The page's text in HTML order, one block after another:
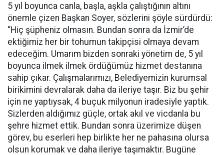
5 yıl boyunca canla, başla, aşkla çalıştığının altını
önemle çizen Başkan Soyer, sözlerini şöyle sürdürdü:
“Hiç şüpheniz olmasın. Bundan sonra da İzmir’de
ektiğimiz her bir tohumun takipçisi olmaya devam
edeceğim. Umarım bizden sonraki yönetim de, 5 yıl
boyunca ilmek ilmek ördüğümüz hizmet destanına
sahip çıkar. Çalışmalarımızı, Belediyemizin kurumsal
birikimini devralarak daha da ileriye taşır. Biz bu şehir
için ne yaptıysak, 4 buçuk milyonun iradesiyle yaptık.
Sizlerden aldığımız güçle, ortak akıl ve vicdanla bu
şehre hizmet ettik. Bundan sonra üzerimize düşen
görev, bu eserleri hep birlikte her ne pahasına olursa
olsun korumak ve daha ileriye taşımaktır. Bugüne